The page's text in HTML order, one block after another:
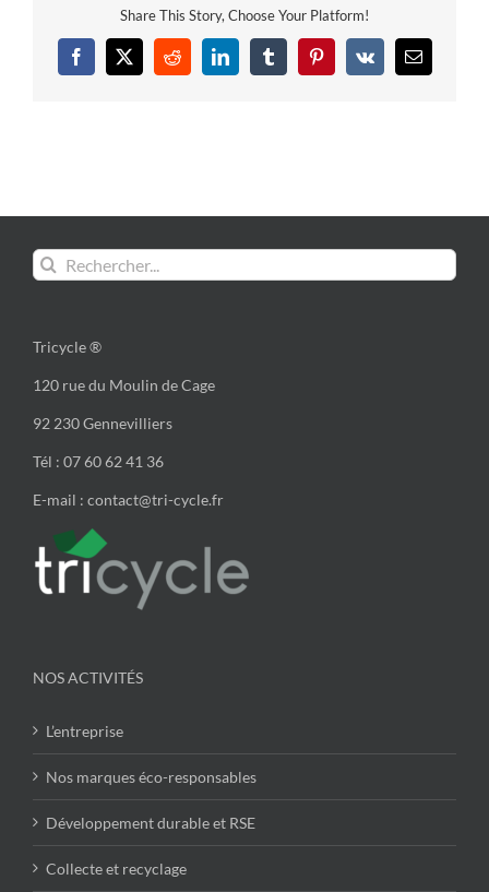
Share This Story, Choose Your Platform!
Facebook
X RedditLinkedInTumblrPinterest
Vk Email
Rechercher:
Tricycle ®
120 rue du Moulin de Cage
92 230 Gennevilliers
Tél : 07 60 62 41 36
E-mail : contact@tri-cycle.fr
NOS ACTIVITÉS
L’entreprise
Nos marques éco-responsables
Développement durable et RSE
Collecte et recyclage